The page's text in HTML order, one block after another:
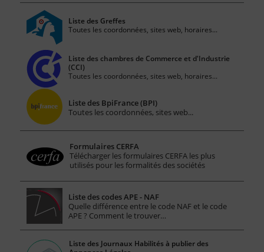
Liste des Greffes
Toutes les coordonnées, sites web, horaires...
Liste des chambres de Commerce et d'Industrie
(CCI)
Toutes les coordonnées, sites web, horaires...
Liste des BpiFrance (BPI)
Toutes les coordonnées, sites web...
Formulaires CERFA
Télécharger les formulaires CERFA les plus
utilisés pour les formalités des sociétés
Liste des codes APE - NAF
Quelle différence entre le code NAF et le code
APE ? Comment le trouver…
Liste des Journaux Habilités à publier des